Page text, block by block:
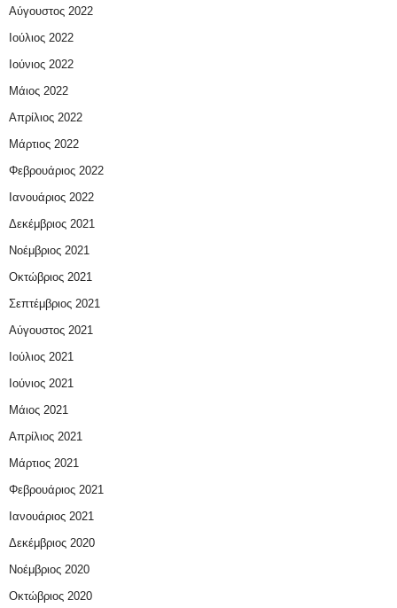
Αύγουστος 2022
Ιούλιος 2022
Ιούνιος 2022
Μάιος 2022
Απρίλιος 2022
Μάρτιος 2022
Φεβρουάριος 2022
Ιανουάριος 2022
Δεκέμβριος 2021
Νοέμβριος 2021
Οκτώβριος 2021
Σεπτέμβριος 2021
Αύγουστος 2021
Ιούλιος 2021
Ιούνιος 2021
Μάιος 2021
Απρίλιος 2021
Μάρτιος 2021
Φεβρουάριος 2021
Ιανουάριος 2021
Δεκέμβριος 2020
Νοέμβριος 2020
Οκτώβριος 2020